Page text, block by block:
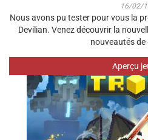
16/02/
Nous avons pu tester pour vous la
Devilian. Venez découvrir la
nouveautés de
Aperçu